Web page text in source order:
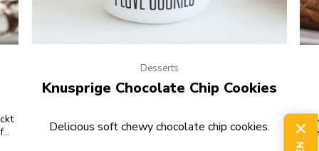
Desserts
Knusprige Chocolate Chip Cookies
Delicious soft chewy chocolate chip cookies.